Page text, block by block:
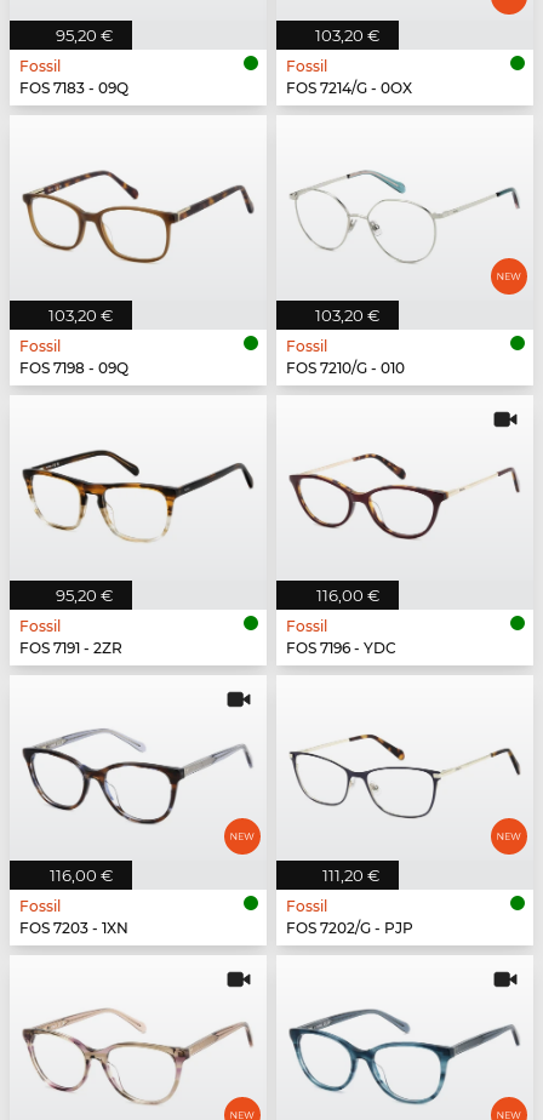
95,20 €
Fossil
FOS 7183 - 09Q
103,20 €
Fossil
FOS 7214/G - 0OX
103,20 €
Fossil
FOS 7198 - 09Q
103,20 €
Fossil
FOS 7210/G - 010
95,20 €
Fossil
FOS 7191 - 2ZR
116,00 €
Fossil
FOS 7196 - YDC
116,00 €
Fossil
FOS 7203 - 1XN
111,20 €
Fossil
FOS 7202/G - PJP